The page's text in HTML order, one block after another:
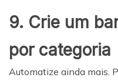
9. Crie um
por categoria
Automatize ainda mais.